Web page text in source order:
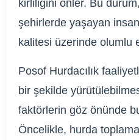
kirliliğini önler. Bu
şehirlerde yaşayan
kalitesi üzerinde olumlu
Posof Hurdacılık
bir şekilde
faktörlerin göz önünde
Öncelikle, hurda